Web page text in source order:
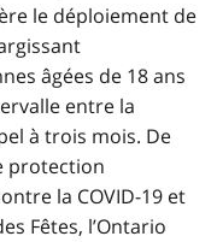
le déploiement de
âgées de 18 ans
entre la
à trois mois. De
protection
la COVID-19 et
Fêtes, l’Ontario